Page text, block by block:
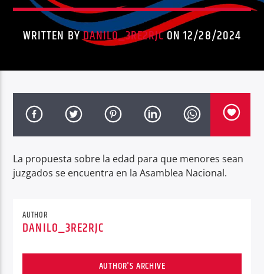
WRITTEN BYDANILO_3RE2RJCON 12/28/2024
La propuesta sobre la edad para que menores sean
juzgados se encuentra en la Asamblea Nacional.
AUTHOR
DANILO_3RE2RJC
AUTHOR'S ARCHIVE